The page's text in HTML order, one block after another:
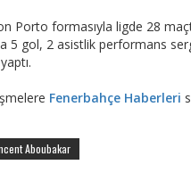
Porto formasıyla ligde 28
5 gol, 2 asistlik performans
Fenerbahçe Haberleri
Aboubakar